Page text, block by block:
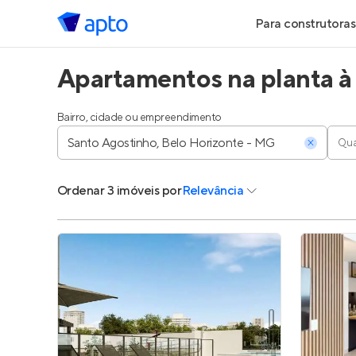
Para construtoras
Geração de
Geração de
Parcerias
Anunciar
Entrar no
Apartamentos na planta
Bairro, cidade ou empreendimento
Ordenar3 imóveis porRelevância